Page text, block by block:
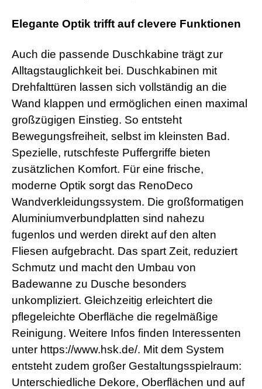
Elegante Optik trifft auf clevere Funktionen
Auch die passende Duschkabine trägt zur
Alltagstauglichkeit bei. Duschkabinen mit
Drehfalttüren lassen sich vollständig an die
Wand klappen und ermöglichen einen maximal
großzügigen Einstieg. So entsteht
Bewegungsfreiheit, selbst im kleinsten Bad.
Spezielle, rutschfeste Puffergriffe bieten
zusätzlichen Komfort. Für eine frische,
moderne Optik sorgt das RenoDeco
Wandverkleidungssystem. Die großformatigen
Aluminiumverbundplatten sind nahezu
fugenlos und werden direkt auf den alten
Fliesen aufgebracht. Das spart Zeit, reduziert
Schmutz und macht den Umbau von
Badewanne zu Dusche besonders
unkompliziert. Gleichzeitig erleichtert die
pflegeleichte Oberfläche die regelmäßige
Reinigung. Weitere Infos finden Interessenten
unter https://www.hsk.de/. Mit dem System
entsteht zudem großer Gestaltungsspielraum:
Unterschiedliche Dekore, Oberflächen und auf